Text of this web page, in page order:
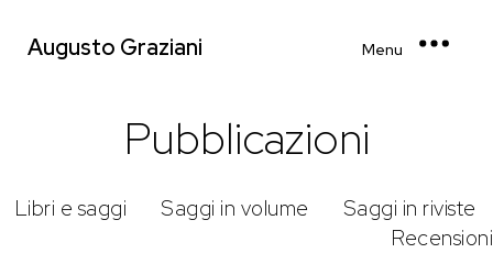
Augusto Graziani Menu
Pubblicazioni
Libri e saggi Saggi in volume
Saggi in riviste
Recensioni